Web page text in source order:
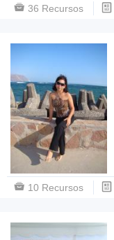
36 Recursos
10 Recursos